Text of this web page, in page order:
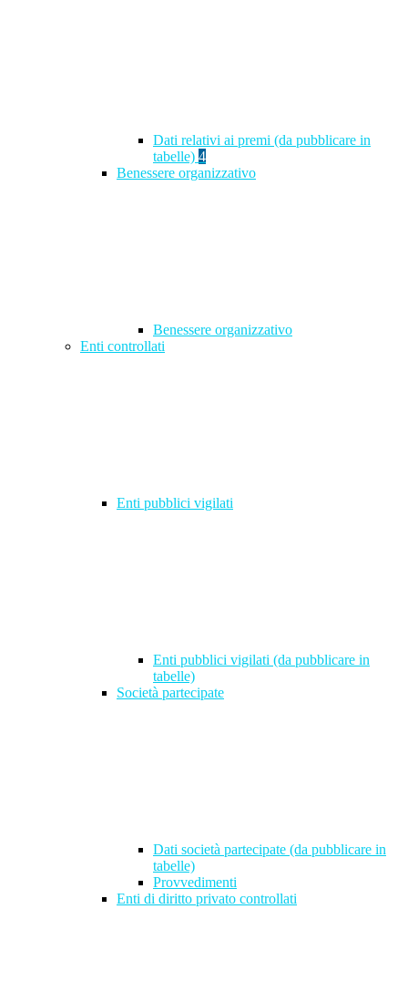
Dati relativi ai premi (da pubblicare in
tabelle) 4
Benessere organizzativo
Benessere organizzativo
Enti controllati
Enti pubblici vigilati
Enti pubblici vigilati (da pubblicare in
tabelle)
Società partecipate
Dati società partecipate (da pubblicare in
tabelle)
Provvedimenti
Enti di diritto privato controllati